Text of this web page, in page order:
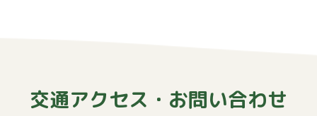
交通アクセス・お問い合わせ